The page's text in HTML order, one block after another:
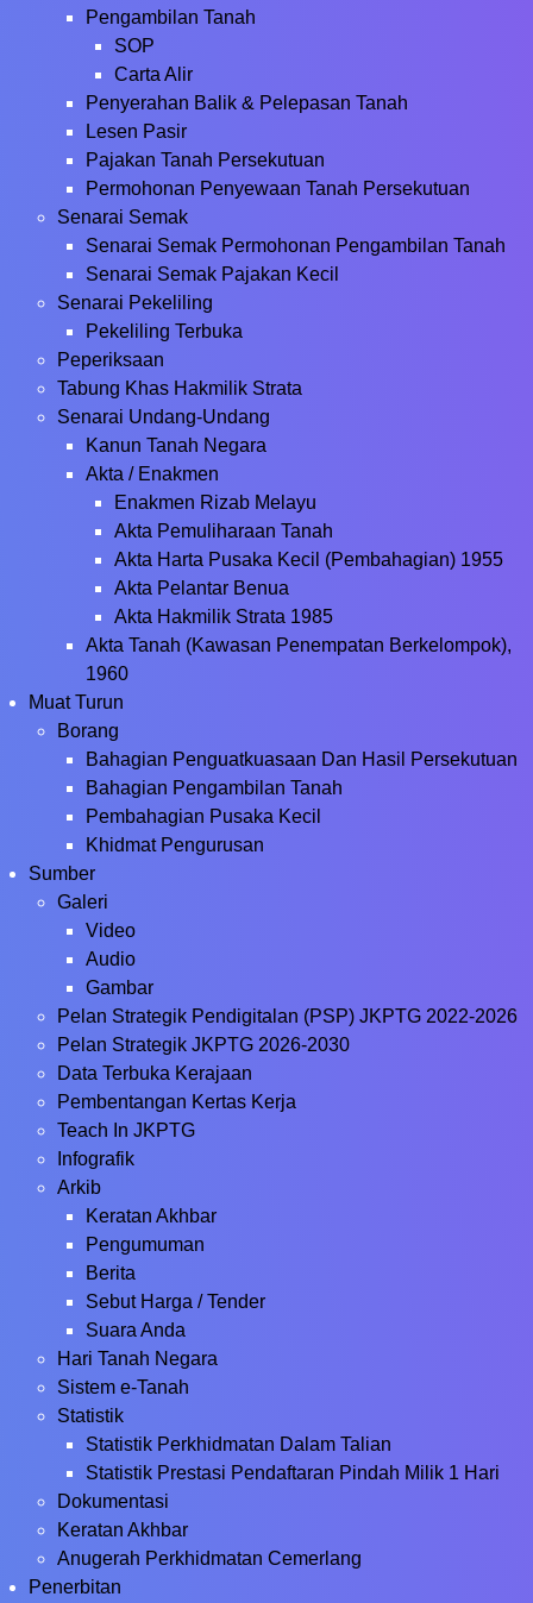
Pengambilan Tanah
SOP
Carta Alir
Penyerahan Balik & Pelepasan Tanah
Lesen Pasir
Pajakan Tanah Persekutuan
Permohonan Penyewaan Tanah Persekutuan
Senarai Semak
Senarai Semak Permohonan Pengambilan Tanah
Senarai Semak Pajakan Kecil
Senarai Pekeliling
Pekeliling Terbuka
Peperiksaan
Tabung Khas Hakmilik Strata
Senarai Undang-Undang
Kanun Tanah Negara
Akta / Enakmen
Enakmen Rizab Melayu
Akta Pemuliharaan Tanah
Akta Harta Pusaka Kecil (Pembahagian) 1955
Akta Pelantar Benua
Akta Hakmilik Strata 1985
Akta Tanah (Kawasan Penempatan Berkelompok),
1960
Muat Turun
Borang
Bahagian Penguatkuasaan Dan Hasil Persekutuan
Bahagian Pengambilan Tanah
Pembahagian Pusaka Kecil
Khidmat Pengurusan
Sumber
Galeri
Video
Audio
Gambar
Pelan Strategik Pendigitalan (PSP) JKPTG 2022-2026
Pelan Strategik JKPTG 2026-2030
Data Terbuka Kerajaan
Pembentangan Kertas Kerja
Teach In JKPTG
Infografik
Arkib
Keratan Akhbar
Pengumuman
Berita
Sebut Harga / Tender
Suara Anda
Hari Tanah Negara
Sistem e-Tanah
Statistik
Statistik Perkhidmatan Dalam Talian
Statistik Prestasi Pendaftaran Pindah Milik 1 Hari
Dokumentasi
Keratan Akhbar
Anugerah Perkhidmatan Cemerlang
Penerbitan